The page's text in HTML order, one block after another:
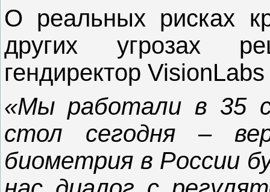
О реальных рисках
других угрозах
гендиректор
«Мы работали в 35
стол сегодня –
биометрия в России